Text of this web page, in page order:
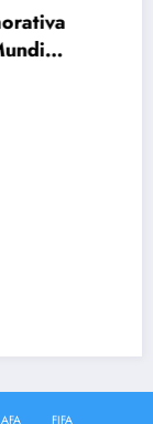
AFA FIFA